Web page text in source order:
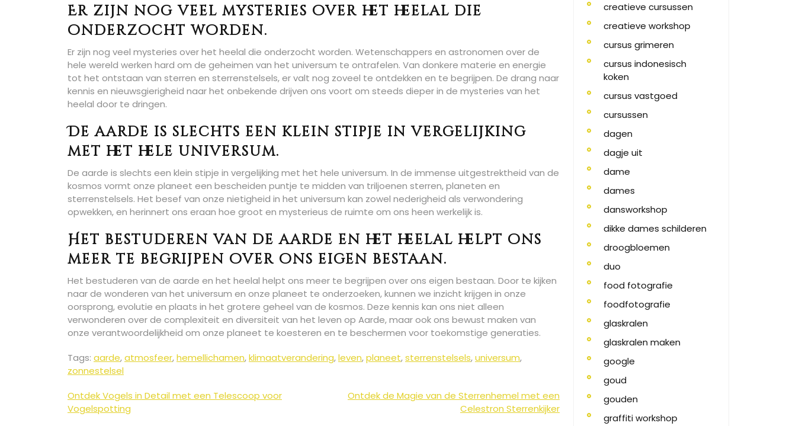
Er zijn nog veel mysteries over het heelal die
onderzocht worden.
Er zijn nog veel mysteries over het heelal die onderzocht worden. Wetenschappers en astronomen over de
hele wereld werken hard om de geheimen van het universum te ontrafelen. Van donkere materie en energie
tot het ontstaan van sterren en sterrenstelsels, er valt nog zoveel te ontdekken en te begrijpen. De drang naar
kennis en nieuwsgierigheid naar het onbekende drijven ons voort om steeds dieper in de mysteries van het
heelal door te dringen.
De aarde is slechts een klein stipje in vergelijking
met het hele universum.
De aarde is slechts een klein stipje in vergelijking met het hele universum. In de immense uitgestrektheid van de
kosmos vormt onze planeet een bescheiden puntje te midden van triljoenen sterren, planeten en
sterrenstelsels. Het besef van onze nietigheid in het universum kan zowel nederigheid als verwondering
opwekken, en herinnert ons eraan hoe groot en mysterieus de ruimte om ons heen werkelijk is.
Het bestuderen van de aarde en het heelal helpt ons
meer te begrijpen over ons eigen bestaan.
Het bestuderen van de aarde en het heelal helpt ons meer te begrijpen over ons eigen bestaan. Door te kijken
naar de wonderen van het universum en onze planeet te onderzoeken, kunnen we inzicht krijgen in onze
oorsprong, evolutie en plaats in het grotere geheel van de kosmos. Deze kennis kan ons niet alleen
verwonderen over de complexiteit en diversiteit van het leven op Aarde, maar ook ons bewust maken van
onze verantwoordelijkheid om onze planeet te koesteren en te beschermen voor toekomstige generaties.
Tags: aarde,atmosfeer,hemellichamen,klimaatverandering,leven,planeet,sterrenstelsels,universum,
zonnestelsel
Berichtnavigatie
Ontdek Vogels in Detail met een Telescoop voor
Vogelspotting
Ontdek de Magie van de Sterrenhemel met een
Celestron Sterrenkijker
creatieve cursussen
creatieve workshop
cursus grimeren
cursus indonesisch
koken
cursus vastgoed
cursussen
dagen
dagje uit
dame
dames
dansworkshop
dikke dames schilderen
droogbloemen
duo
food fotografie
foodfotografie
glaskralen
glaskralen maken
google
goud
gouden
graffiti workshop